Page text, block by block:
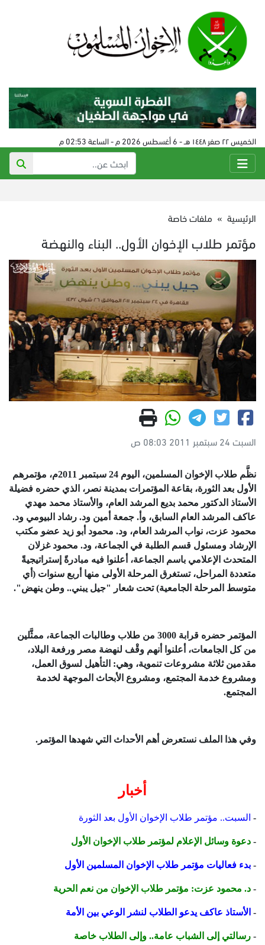
الخميس ٢٢ صفر ١٤٤٨ هـ - 6 أغسطس 2026 م - الساعة 02:53 م
الرئيسية » ملفات خاصة
مؤتمر طلاب الإخوان الأول.. البناء والنهضة
السبت 24 سبتمبر 2011 08:03 ص
نظَّم طلاب الإخوان المسلمين، اليوم 24 سبتمبر 2011م، مؤتمرهم
الأول بعد الثورة، بقاعة المؤتمرات بمدينة نصر، الذي حضره فضيلة
الأستاذ الدكتور محمد بديع المرشد العام، والأستاذ محمد مهدي
عاكف المرشد العام السابق، وأ. جمعة أمين ود. رشاد البيومي ود.
محمود عزت، نواب المرشد العام، ود. محمود أبو زيد عضو مكتب
الإرشاد ومسئول قسم الطلبة في الجماعة، ود. محمود غزلان
المتحدث الإعلامي باسم الجماعة، أعلنوا فيه مبادرةً إستراتيجيةً
متعددة المراحل، تستغرق المرحلة الأولى منها أربع سنوات (أي
متوسط المرحلة الجامعية) تحت شعار "جيل يبني.. وطن ينهض".
المؤتمر حضره قرابة 3000 من طلاب وطالبات الجماعة، ممثَّلين
من كل الجامعات، أعلنوا أنهم وقْف لنهضة مصر ورفعة البلاد،
مقدمين ثلاثة مشروعات تنموية، وهي: التأهيل لسوق العمل،
ومشروع خدمة المجتمع، ومشروع الأبحاث الموجهة لخدمة
المجتمع.
وفي هذا الملف نستعرض أهم الأحداث التي شهدها المؤتمر.
أخبار
- السبت.. مؤتمر طلاب الإخوان الأول بعد الثورة
- دعوة وسائل الإعلام لمؤتمر طلاب الإخوان الأول
- بدء فعاليات مؤتمر طلاب الإخوان المسلمين الأول
- د. محمود عزت: مؤتمر طلاب الإخوان من نعم الحرية
- الأستاذ عاكف يدعو الطلاب لنشر الوعي بين الأمة
- رسالتي إلى الشباب عامة.. وإلى الطلاب خاصة